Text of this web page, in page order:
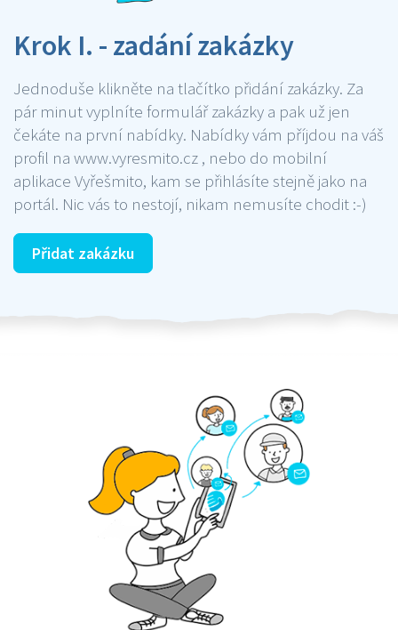
Krok I. - zadání zakázky
Jednoduše klikněte na tlačítko přidání zakázky. Za
pár minut vyplníte formulář zakázky a pak už jen
čekáte na první nabídky. Nabídky vám příjdou na váš
profil na www.vyresmito.cz , nebo do mobilní
aplikace Vyřešmito, kam se přihlásíte stejně jako na
portál. Nic vás to nestojí, nikam nemusíte chodit :-)
Přidat zakázku